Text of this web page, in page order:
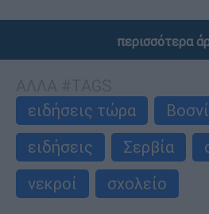
περισσότερα
ειδήσεις τώρα
ειδήσεις
Σερβία
νεκροί
σχολείο